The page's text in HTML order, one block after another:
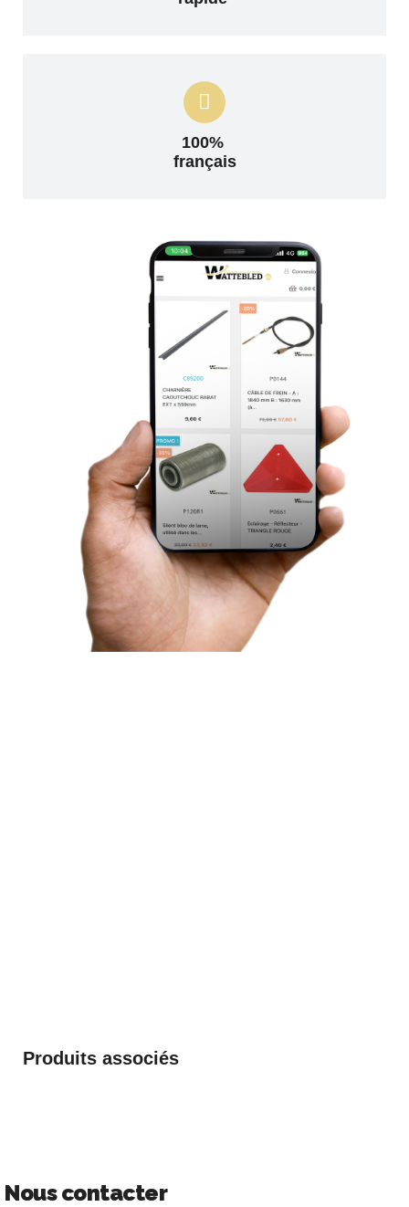
100%
français
Produits associés
Nous contacter